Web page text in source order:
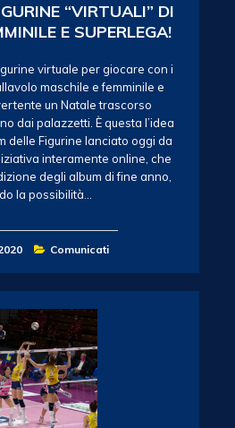
“VIRTUALI” DI
E SUPERLEGA!
virtuale per giocare con i
maschile e femminile e
un Natale trascorso
dai palazzetti. È questa l’idea
delle Figurine lanciato oggi da
interamente online, che
degli album di fine anno,
la possibilità…
Comunicati